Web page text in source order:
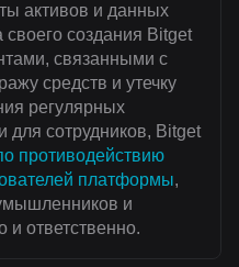
активов и данных
создания Bitget
связанными с
средств и утечку
регулярных
для сотрудников, Bitget
противодействию
платформы,
и
и ответственно.